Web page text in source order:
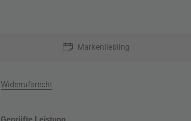
Markenliebling
Widerrufsrecht